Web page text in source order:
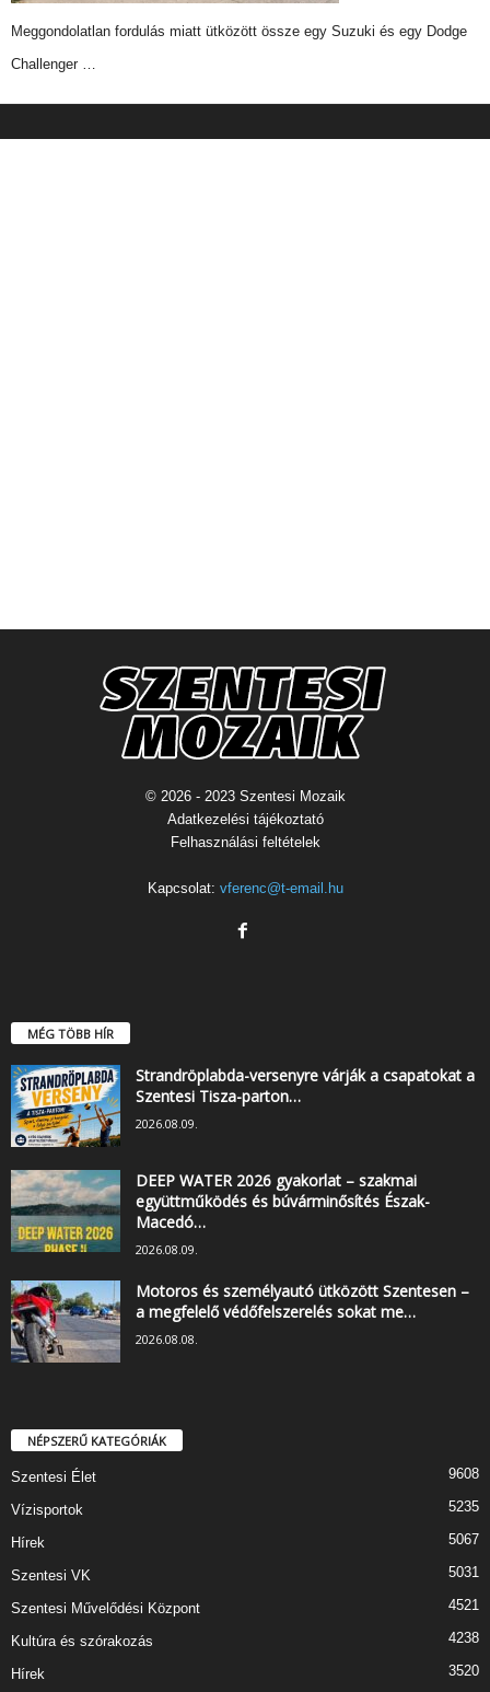
Meggondolatlan fordulás miatt ütközött össze egy Suzuki és egy Dodge
Challenger …
© 2026 - 2023 Szentesi Mozaik
Adatkezelési tájékoztató
Felhasználási feltételek
Kapcsolat: vferenc@t-email.hu
MÉG TÖBB HÍR
Strandröplabda-versenyre várják a csapatokat a
Szentesi Tisza-parton…
2026.08.09.
DEEP WATER 2026 gyakorlat – szakmai
együttműködés és búvárminősítés Észak-
Macedó…
2026.08.09.
Motoros és személyautó ütközött Szentesen –
a megfelelő védőfelszerelés sokat me…
2026.08.08.
NÉPSZERŰ KATEGÓRIÁK
Szentesi Élet 9608
Vízisportok 5235
Hírek 5067
Szentesi VK 5031
Szentesi Művelődési Központ 4521
Kultúra és szórakozás 4238
Hírek 3520